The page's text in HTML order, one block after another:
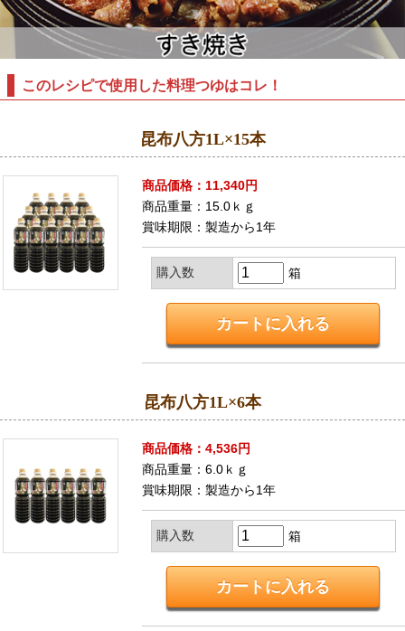
このレシピで使用した料理つゆはコレ！
昆布八方1L×15本
商品価格：11,340円
商品重量：15.0ｋｇ
賞味期限：製造から1年
購入数 箱
昆布八方1L×6本
商品価格：4,536円
商品重量：6.0ｋｇ
賞味期限：製造から1年
購入数 箱